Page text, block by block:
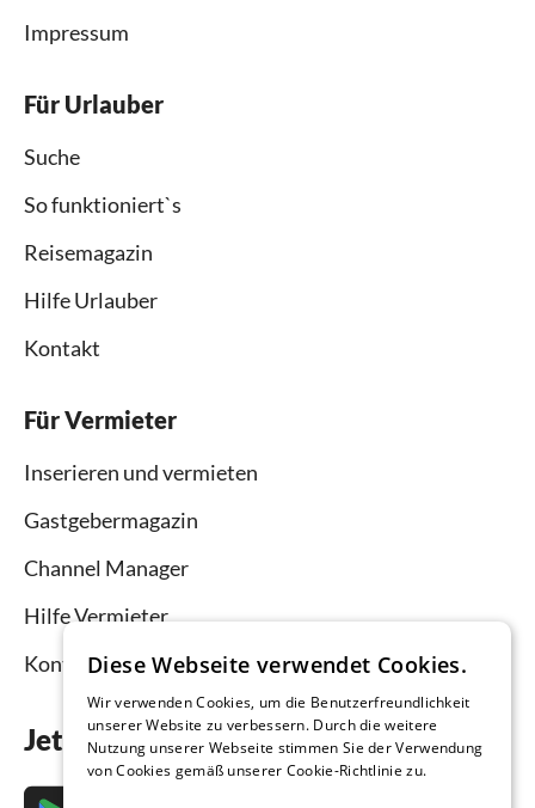
Impressum
Für Urlauber
Suche
So funktioniert`s
Reisemagazin
Hilfe Urlauber
Kontakt
Für Vermieter
Inserieren und vermieten
Gastgebermagazin
Channel Manager
Hilfe Vermieter
Kontakt
Jetzt die App downloaden
Diese Webseite verwendet Cookies.
Wir verwenden Cookies, um die Benutzerfreundlichkeit
unserer Website zu verbessern. Durch die weitere
Nutzung unserer Webseite stimmen Sie der Verwendung
von Cookies gemäß unserer Cookie-Richtlinie zu.